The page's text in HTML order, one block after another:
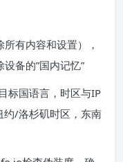
有内容和设置），
备的”国内记忆”
标国语言，时区与IP
约/洛杉矶时区，东南